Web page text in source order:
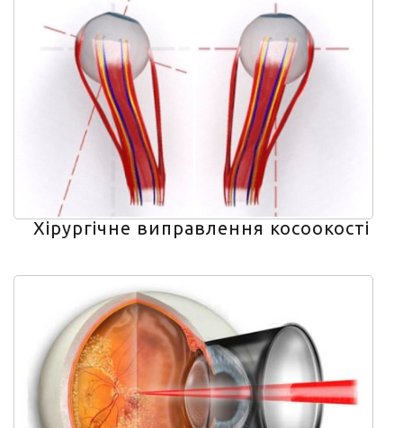
Хірургічне виправлення косоокості